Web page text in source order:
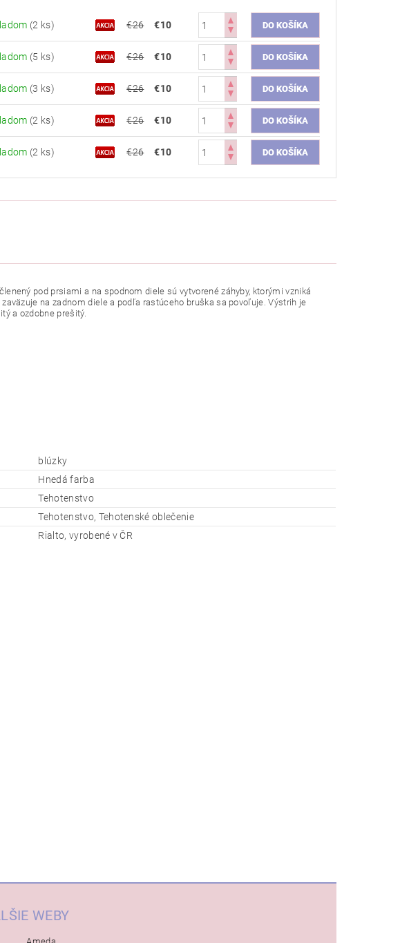
(2 ks) €26 €10
(5 ks) €26 €10
(3 ks) €26 €10
(2 ks) €26 €10
(2 ks) €26 €10
pod prsiami a na spodnom diele sú vytvorené záhyby, ktorými vzniká
na zadnom diele a podľa rastúceho bruška sa povoľuje. Výstrih je
a ozdobne prešitý.
blúzky
Hnedá farba
Tehotenstvo
Tehotenstvo, Tehotenské oblečenie
Rialto, vyrobené v ČR
WEBY